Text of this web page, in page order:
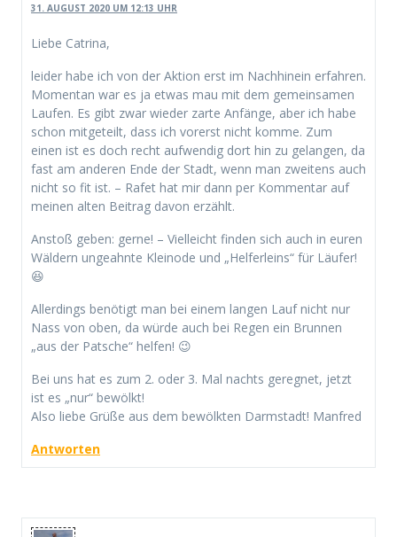
31. AUGUST 2020 UM 12:13 UHR
Liebe Catrina,
leider habe ich von der Aktion erst im Nachhinein erfahren.
Momentan war es ja etwas mau mit dem gemeinsamen
Laufen. Es gibt zwar wieder zarte Anfänge, aber ich habe
schon mitgeteilt, dass ich vorerst nicht komme. Zum
einen ist es doch recht aufwendig dort hin zu gelangen, da
fast am anderen Ende der Stadt, wenn man zweitens auch
nicht so fit ist. – Rafet hat mir dann per Kommentar auf
meinen alten Beitrag davon erzählt.
Anstoß geben: gerne! – Vielleicht finden sich auch in euren
Wäldern ungeahnte Kleinode und „Helferleins“ für Läufer!
😆
Allerdings benötigt man bei einem langen Lauf nicht nur
Nass von oben, da würde auch bei Regen ein Brunnen
„aus der Patsche“ helfen! 😉
Bei uns hat es zum 2. oder 3. Mal nachts geregnet, jetzt
ist es „nur“ bewölkt!
Also liebe Grüße aus dem bewölkten Darmstadt! Manfred
Antworten